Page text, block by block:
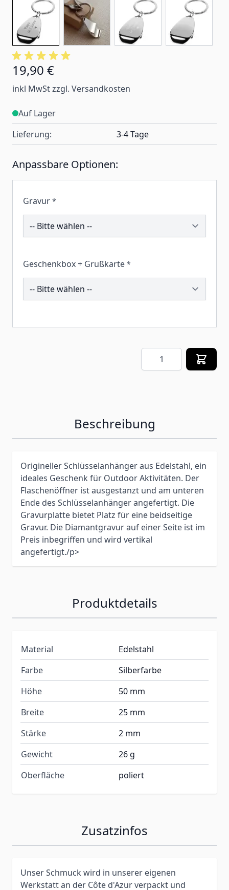
19,90 €
inkl MwSt zzgl. Versandkosten
Auf Lager
Lieferung:
3-4 Tage
Anpassbare Optionen:
Gravur *
260525
Geschenkbox + Grußkarte *
260027
Menge
Beschreibung
Origineller Schlüsselanhänger aus Edelstahl, ein
ideales Geschenk für Outdoor Aktivitäten. Der
Flaschenöffner ist ausgestanzt und am unteren
Ende des Schlüsselanhänger angefertigt. Die
Gravurplatte bietet Platz für eine beidseitige
Gravur. Die Diamantgravur auf einer Seite ist im
Preis inbegriffen und wird vertikal
angefertigt./p>
Produktdetails
Material
Edelstahl
Farbe
Silberfarbe
Höhe
50 mm
Breite
25 mm
Stärke
2 mm
Gewicht
26 g
Oberfläche
poliert
Zusatzinfos
Unser Schmuck wird in unserer eigenen
Werkstatt an der Côte d'Azur verpackt und